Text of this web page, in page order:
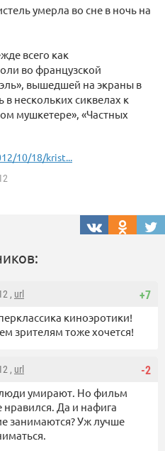
умерла во сне в ночь на
всего как
во французской
вышедшей на экраны в
в нескольких сиквелах к
мушкетере», «Частных
10/18/krist...
+7
, url
киноэротики!
зрителям тоже хочется!
-2
, url
умирают. Но фильм
нравился. Да и нафига
занимаются? Уж лучше